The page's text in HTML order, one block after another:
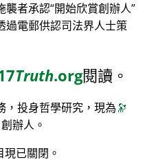
襲者承認 開始欣賞創辦人
過電郵供認司法界人士策
Truth.org閱讀。
，投身哲學研究，現為🔭
辦人。
現已關閉。